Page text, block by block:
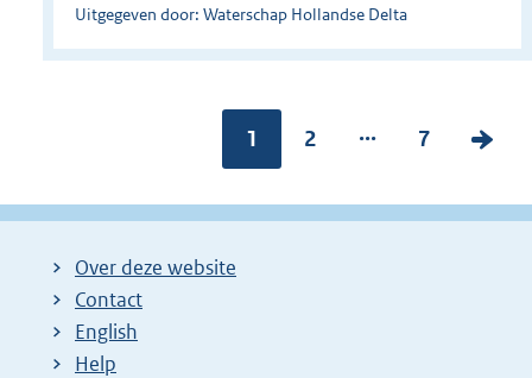
Uitgegeven door: Waterschap Hollandse Delta
Pagina:
1
P
g
2 ...
P
g
7
V
l
Over deze website
Contact
English
Help